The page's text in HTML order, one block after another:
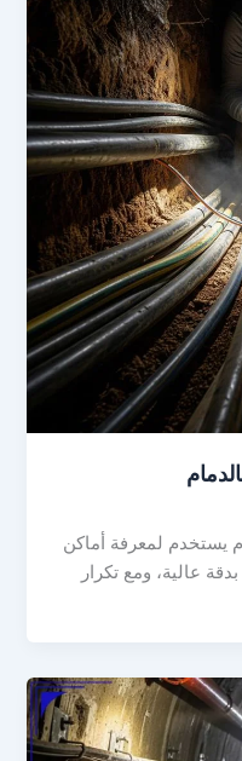
يستخدم لمعرفة أماكن
عالية، ومع تكرار